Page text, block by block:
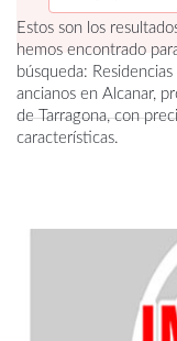
Estos son los
hemos encontrado
búsqueda: Residencias
ancianos en Alcanar,
de Tarragona, con
características.